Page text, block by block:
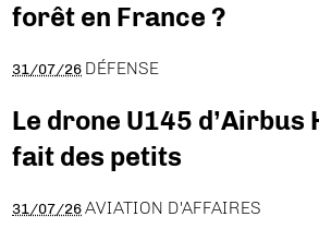
forêt en France ?
31/07/26 DÉFENSE
Le drone U145
fait des petits
31/07/26 AVIATION D'AFFAIRES